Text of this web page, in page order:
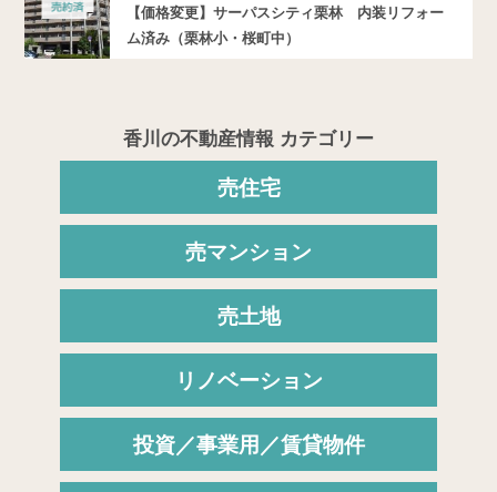
【価格変更】サーパスシティ栗林 内装リフォー
ム済み（栗林小・桜町中）
香川の不動産情報 カテゴリー
売住宅
売マンション
売土地
リノベーション
投資／事業用／賃貸物件